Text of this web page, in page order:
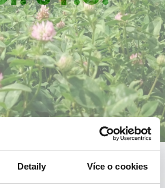
Detaily Více o cookies